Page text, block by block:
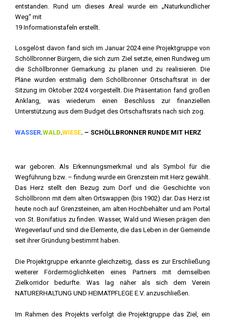
entstanden. Rund um dieses Areal wurde ein „Naturkundlicher
Weg“ mit
19 Informationstafeln erstellt.
Losgelöst davon fand sich im Januar 2024 eine Projektgruppe von
Schöllbronner Bürgern, die sich zum Ziel setzte, einen Rundweg um
die Schöllbronner Gemarkung zu planen und zu realisieren. Die
Pläne wurden erstmalig dem Schöllbronner Ortschaftsrat in der
Sitzung im Oktober 2024 vorgestellt. Die Präsentation fand großen
Anklang, was wiederum einen Beschluss zur finanziellen
Unterstützung aus dem Budget des Ortschaftsrats nach sich zog.
WASSER.WALD.WIESE. – SCHÖLLBRONNER RUNDE MIT HERZ
war geboren. Als Erkennungsmerkmal und als Symbol für die
Wegführung bzw. – findung wurde ein Grenzstein mit Herz gewählt.
Das Herz stellt den Bezug zum Dorf und die Geschichte von
Schöllbronn mit dem alten Ortswappen (bis 1902) dar. Das Herz ist
heute noch auf Grenzsteinen, am alten Hochbehälter und am Portal
von St. Bonifatius zu finden. Wasser, Wald und Wiesen prägen den
Wegeverlauf und sind die Elemente, die das Leben in der Gemeinde
seit ihrer Gründung bestimmt haben.
Die Projektgruppe erkannte gleichzeitig, dass es zur Erschließung
weiterer Fördermöglichkeiten eines Partners mit demselben
Zielkorridor bedurfte. Was lag näher als sich dem Verein
NATURERHALTUNG UND HEIMATPFLEGE E.V. anzuschließen.
Im Rahmen des Projekts verfolgt die Projektgruppe das Ziel, ein